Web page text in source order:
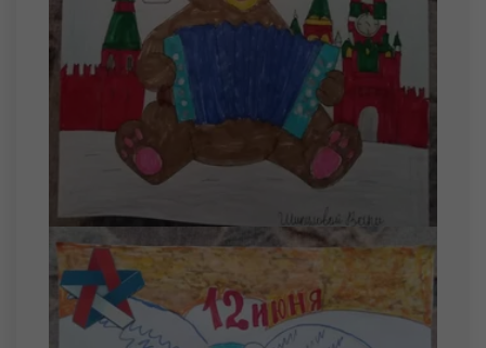
Москвин Матвей Андреевич
Сидоров Ярослав Сергеевич
Гуляев Родион Романович
17 августа
Зубакин Тимофей Павлович
20 августа
Дорофеев Артем Андреевич
Пастухов Илья Андреевич
Соколов Захар Дмитриевич
21 августа